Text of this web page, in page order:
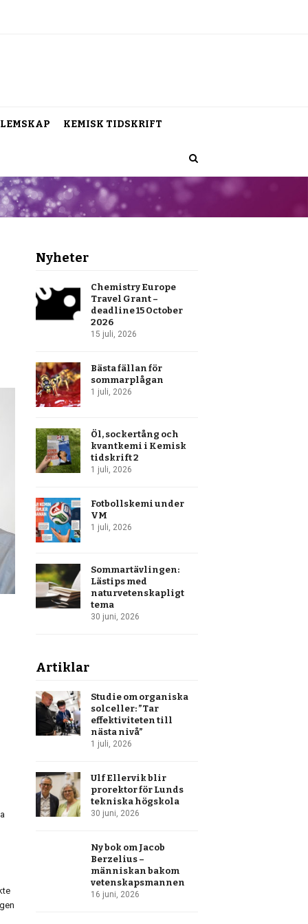
KEMISK TIDSKRIFT
Nyheter
Chemistry Europe
Travel Grant –
deadline 15 October
2026
15 juli, 2026
Bästa fällan för
sommarplågan
1 juli, 2026
Öl, sockertång och
kvantkemi i Kemisk
tidskrift 2
1 juli, 2026
Fotbollskemi under
VM
1 juli, 2026
Sommartävlingen:
Lästips med
naturvetenskapligt
tema
30 juni, 2026
Artiklar
Studie om organiska
solceller: ”Tar
effektiviteten till
nästa nivå”
1 juli, 2026
Ulf Ellervik blir
prorektor för Lunds
tekniska högskola
30 juni, 2026
Ny bok om Jacob
Berzelius –
människan bakom
vetenskapsmannen
16 juni, 2026